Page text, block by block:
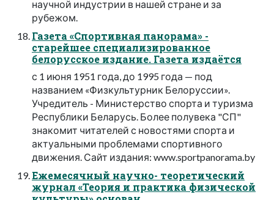
научной индустрии в нашей стране и за
рубежом.
Газета «Спортивная панорама» -
старейшее специализированное
белорусское издание. Газета издаётся
с 1 июня 1951 года, до 1995 года — под
названием «Физкультурник Белоруссии».
Учредитель - Министерство спорта и туризма
Республики Беларусь. Более полувека "СП"
знакомит читателей с новостями спорта и
актуальными проблемами спортивного
движения. Сайт издания: www.sportpanorama.by
Ежемесячный научно- теоретический
журнал «Теория и практика физической